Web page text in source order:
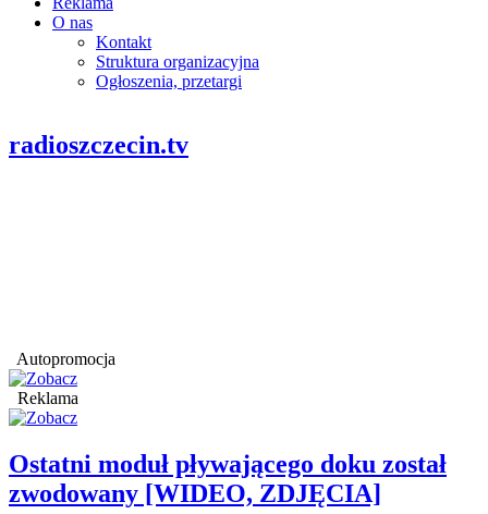
O nas
Kontakt
Struktura organizacyjna
Ogłoszenia, przetargi
radioszczecin.tv
Autopromocja
Reklama
Ostatni moduł pływającego doku został
zwodowany [WIDEO, ZDJĘCIA]